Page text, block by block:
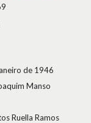
de 1946
Manso
Ruella Ramos